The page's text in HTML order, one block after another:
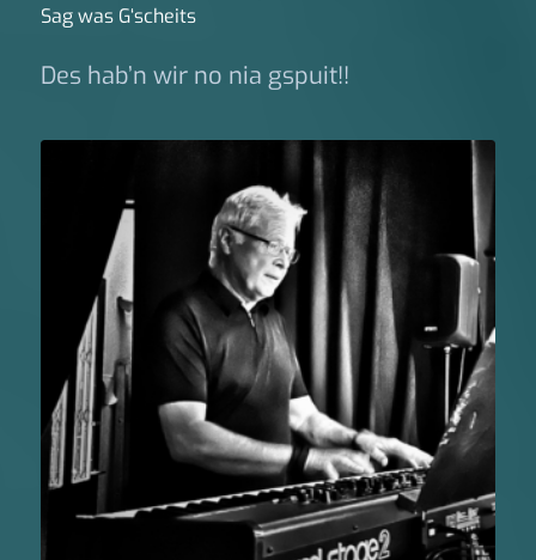
Sag was G‘scheits
Des hab’n wir no nia gspuit!!